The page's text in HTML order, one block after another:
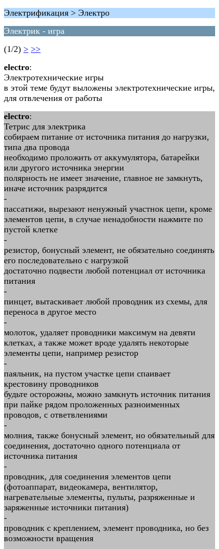
Электрификация > Электро
Электрик - игра
(1/2) > >>
electro:
Электротехнические игры
в этой теме будут выложены электротехнические игры,
для отвлечения от работы
electro:
Тетрис для электрика
собираем питание от источника питания до нагрузки,
типа два провода
необходимо проложить от аккумулятора, батарейки
или другого источника энергии
полярность не имеет значение, главное не замкнуть,
иначе источник разрядится
-
пассатижи, вырезают ненужный участнок цепи, кроме
элементов цепи, в случае ненадобности нажмите по
пустой клетке
-
резистор, бонусный элемент, не обязательно соединять
его последовательно с нагрузкой
достаточно подвести любой потенциал от источника
питания
-
пинцет, вытаскивает любой проводник из схемы, для
переноса в другое место
-
молоток, удаляет проводники максимум на девяти
клетках, а также может вроде удалять некоторые
элементы цепи, например резистор
-
паяльник, на пустом участке цепи спаивает
крестовину проводников
будьте осторожны, можно замкнуть источник питания
при пайке рядом проложенных разноименных
проводов, с ответвлениями
-
молния, также бонусный элемент, но обязательный для
соединения, достаточно одного потенциала от
источника питания
-
проводник, для соединения элементов цепи
(фотоаппарат, видеокамера, вентилятор,
нагревательные элементы, пульты, разряженные и
заряженные источники питания)
-
проводник с креплением, элемент проводника, но без
возможности вращения